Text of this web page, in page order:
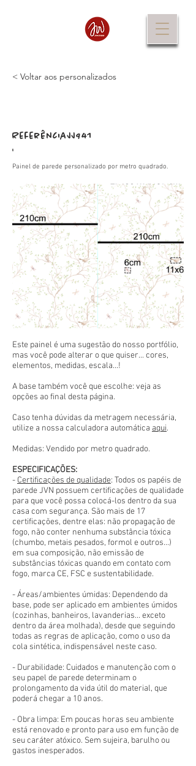
< Voltar aos personalizados
Referência
:
JJ941
Painel de parede personalizado por metro quadrado.
Este painel é uma sugestão do nosso portfólio,
mas você pode alterar o que quiser... cores,
elementos, medidas, escala...!
A base também você que escolhe: veja as
opções ao final desta página.
Caso tenha dúvidas da metragem necessária,
utilize a nossa calculadora automática aqui.
Medidas: Vendido por metro quadrado.
ESPECIFICAÇÕES:
- Certificações de qualidade: Todos os papéis de
parede JVN possuem certificações de qualidade
para que você possa colocá-los dentro da sua
casa com segurança. São mais de 17
certificações, dentre elas: não propagação de
fogo, não conter nenhuma substância tóxica
(chumbo, metais pesados, formol e outros...)
em sua composição, não emissão de
substâncias tóxicas quando em contato com
fogo, marca CE, FSC e sustentabilidade.
- Áreas/ambientes úmidas: Dependendo da
base, pode ser aplicado em ambientes úmidos
(cozinhas, banheiros, lavanderias... exceto
dentro da área molhada), desde que seguindo
todas as regras de aplicação, como o uso da
cola sintética, indispensável neste caso.
- Durabilidade: Cuidados e manutenção com o
seu papel de parede determinam o
prolongamento da vida útil do material, que
poderá chegar a 10 anos.
- Obra limpa: Em poucas horas seu ambiente
está renovado e pronto para uso em função de
seu caráter atóxico. Sem sujeira, barulho ou
gastos inesperados.